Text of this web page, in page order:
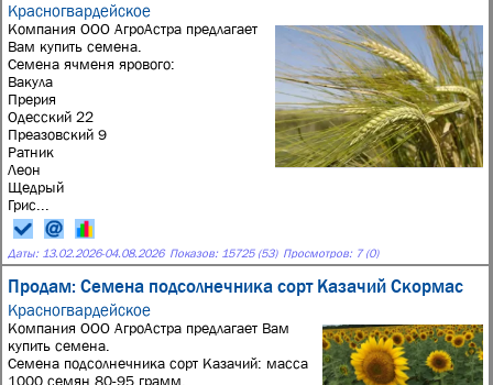
Красногвардейское
Компания ООО АгроАстра предлагает
Вам купить семена.
Семена ячменя ярового:
Вакула
Прерия
Одесский 22
Преазовский 9
Ратник
Леон
Щедрый
Грис...
Даты: 13.02.2026-04.08.2026 Показов: 15725 (53) Просмотров: 7 (0)
Продам: Семена подсолнечника сорт Казачий Скормас
Красногвардейское
Компания ООО АгроАстра предлагает Вам
купить семена.
Семена подсолнечника сорт Казачий: масса
1000 семян 80-95 грамм.